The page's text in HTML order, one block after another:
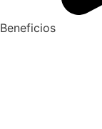
Beneficios